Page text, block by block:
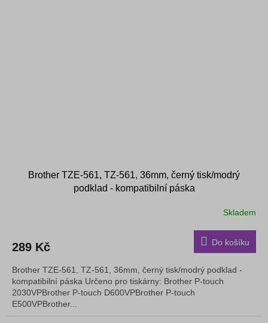
Brother TZE-561, TZ-561, 36mm, černý tisk/modrý
podklad - kompatibilní páska
Skladem
289 Kč Do košíku
Brother TZE-561, TZ-561, 36mm, černý tisk/modrý podklad -
kompatibilní páska Určeno pro tiskárny: Brother P-touch
2030VPBrother P-touch D600VPBrother P-touch
E500VPBrother...